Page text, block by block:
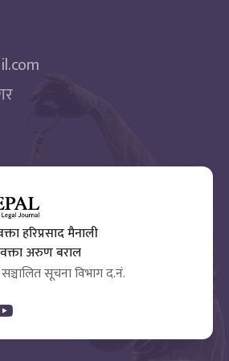
हरिप्रसाद मैनाली
अरुण बराल
सञ्चालित सूचना विभाग द.नं.